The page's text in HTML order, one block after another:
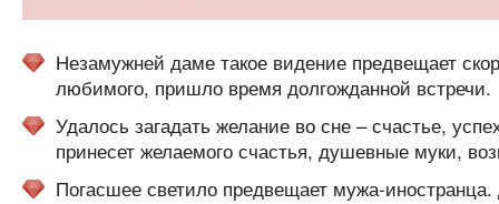
Незамужней даме такое видение предвещает
любимого, пришло время долгожданной встречи.
Удалось загадать желание во сне – счастье,
принесет желаемого счастья, душевные муки,
Погасшее светило предвещает мужа-